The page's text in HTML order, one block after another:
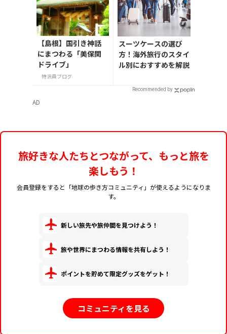
付き
【島根】国引き神話
にまつわる「美保関
ドライブ」
特派員ブログ
スーツケースの選び
方！海外旅行のスタイ
ル別におすすめを解説
Recommended by
AD
旅好きな人たちとつながって、もっと旅を
楽しもう！
会員登録をすると「地球の歩き方コミュニティ」が使えるようになりま
す。
新しい旅先や旅仲間を見つけよう！
旅や世界にまつわる情報を共有しよう！
ポイントを貯めて限定グッズをゲット！
コミュニティを見る